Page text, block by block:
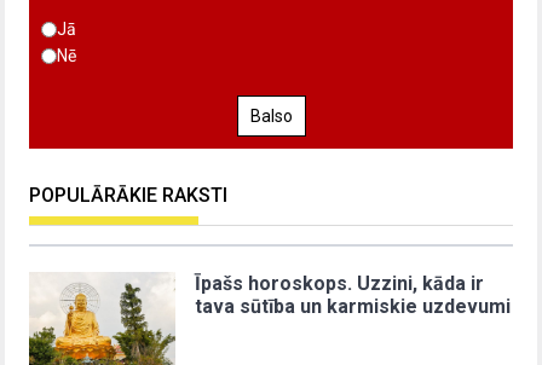
Jā
Nē
Balso
POPULĀRĀKIE RAKSTI
Īpašs horoskops. Uzzini, kāda ir
tava sūtība un karmiskie uzdevumi